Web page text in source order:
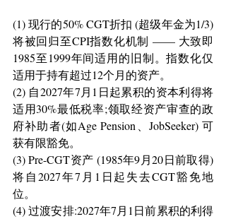
(1) 现行的50% CGT折扣 (超级年金为1/3)
将被回归至CPI指数化机制 —— 大致即
1985至1999年间适用的旧制。指数化仅
适用于持有超过12个月的资产。
(2) 自2027年7月1日起累积的资本利得将
适用30%最低税率;领取经资产审查的政
府补助者(如Age Pension、JobSeeker) 可
获有限豁免。
(3) Pre-CGT资产 (1985年9月20日前取得)
将自2027年7月1日起失去CGT豁免地
位。
(4) 过渡安排:2027年7月1日前累积的利得